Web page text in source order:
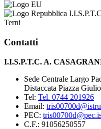
Terni
Contatti
I.I.S.P.T.C. A.
Sede Centrale Largo
Distaccata Piazza
Tel: Tel. 0744 201926
Email:
PEC:
C.F.: 91056250557